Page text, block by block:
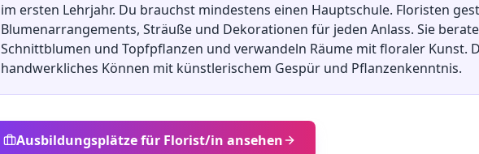
im ersten Lehrjahr. Du brauchst mindestens einen Hauptschule. Floristen
Blumenarrangements, Sträuße und Dekorationen für jeden Anlass. Sie
Schnittblumen und Topfpflanzen und verwandeln Räume mit floraler Kunst.
handwerkliches Können mit künstlerischem Gespür und Pflanzenkenntnis.
Ausbildungsplätze für Florist/in ansehen